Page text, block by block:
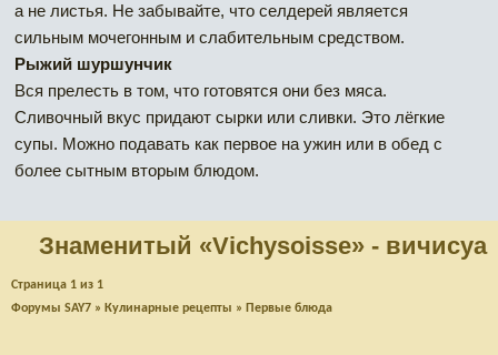
а не листья. Не забывайте, что селдерей является
сильным мочегонным и слабительным средством.
Рыжий шуршунчик
Вся прелесть в том, что готовятся они без мяса.
Сливочный вкус придают сырки или сливки. Это лёгкие
супы. Можно подавать как первое на ужин или в обед с
более сытным вторым блюдом.
Знаменитый «Vichysoisse» - вичисуа
Страница 1 из 1
Форумы SAY7 » Кулинарные рецепты » Первые блюда